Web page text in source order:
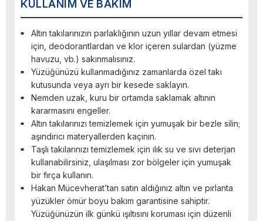
KULLANIM VE BAKIM
Altın takılarınızın parlaklığının uzun yıllar devam etmesi
için, deodorantlardan ve klor içeren sulardan (yüzme
havuzu, vb.) sakınmalısınız.
Yüzüğünüzü kullanmadığınız zamanlarda özel takı
kutusunda veya ayrı bir kesede saklayın.
Nemden uzak, kuru bir ortamda saklamak altının
kararmasını engeller.
Altın takılarınızı temizlemek için yumuşak bir bezle silin;
aşındırıcı materyallerden kaçının.
Taşlı takılarınızı temizlemek için ılık su ve sıvı deterjan
kullanabilirsiniz, ulaşılması zor bölgeler için yumuşak
bir fırça kullanın.
Hakan Mücevherat’tan satın aldığınız altın ve pırlanta
yüzükler ömür boyu bakım garantisine sahiptir.
Yüzüğünüzün ilk günkü ışıltısını koruması için düzenli